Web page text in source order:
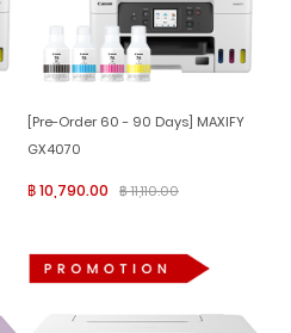
[Pre-Order 60 - 90 Days] MAXIFY
GX4070
฿ 10,790.00 ฿ 11,110.00